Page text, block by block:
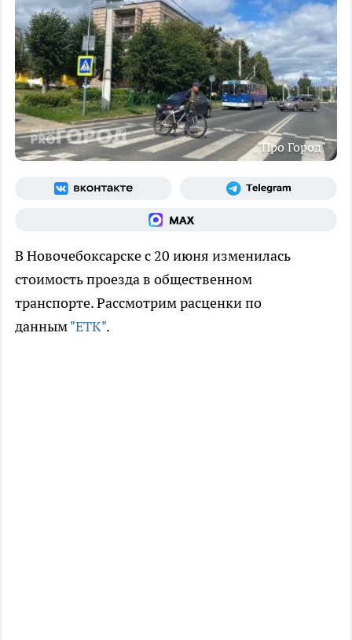
"Про Город"
В Новочебоксарске с 20 июня изменилась
стоимость проезда в общественном
транспорте. Рассмотрим расценки по
данным"ЕТК".